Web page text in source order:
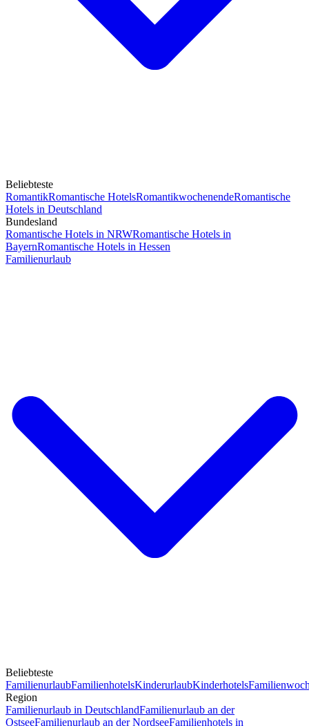
Beliebteste
RomantikRomantische HotelsRomantikwochenendeRomantische
Hotels in Deutschland
Bundesland
Romantische Hotels in NRWRomantische Hotels in
BayernRomantische Hotels in Hessen
Familienurlaub
Beliebteste
FamilienurlaubFamilienhotelsKinderurlaubKinderhotels
Region
Familienurlaub in DeutschlandFamilienurlaub an der
OstseeFamilienurlaub an der NordseeFamilienhotels in